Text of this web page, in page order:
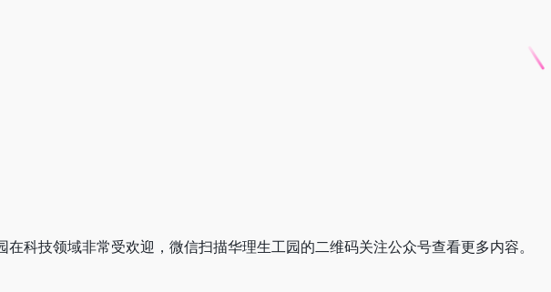
在科技领域非常受欢迎，微信扫描华理生工园的二维码关注公众号查看更多内容。